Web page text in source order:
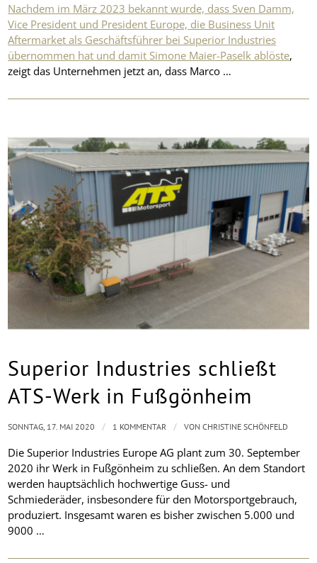
Nachdem im März 2023 bekannt wurde, dass Sven Damm,
Vice President und President Europe, die Business Unit
Aftermarket als Geschäftsführer bei Superior Industries
übernommen hat und damit Simone Maier-Paselk ablöste,
zeigt das Unternehmen jetzt an, dass Marco …
Superior Industries schließt
ATS-Werk in Fußgönheim
Die Superior Industries Europe AG plant zum 30. September
2020 ihr Werk in Fußgönheim zu schließen. An dem Standort
werden hauptsächlich hochwertige Guss- und
Schmiederäder, insbesondere für den Motorsportgebrauch,
produziert. Insgesamt waren es bisher zwischen 5.000 und
9000 …
SONNTAG, 17. MAI 2020 / 1 KOMMENTAR / VONCHRISTINE SCHÖNFELD